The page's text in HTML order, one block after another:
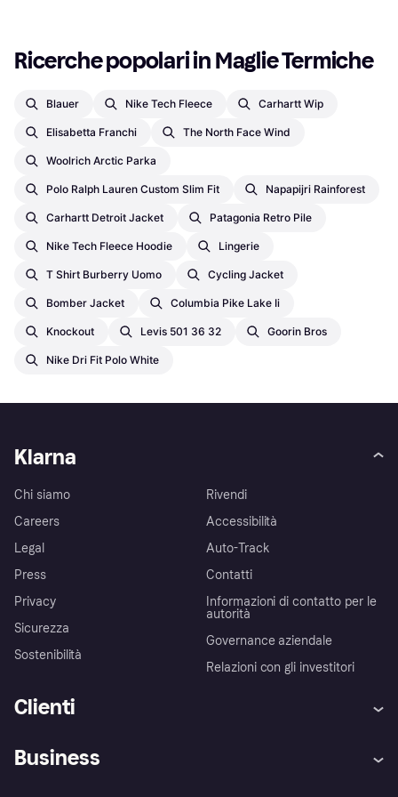
Ricerche popolari in Maglie Termiche
Blauer Nike Tech Fleece Carhartt Wip
Elisabetta Franchi The North Face Wind
Woolrich Arctic Parka
Polo Ralph Lauren Custom Slim Fit Napapijri Rainforest
Carhartt Detroit Jacket Patagonia Retro Pile
Nike Tech Fleece Hoodie Lingerie
T Shirt Burberry Uomo Cycling Jacket
Bomber Jacket Columbia Pike Lake Ii
Knockout Levis 501 36 32 Goorin Bros
Nike Dri Fit Polo White
Klarna
Chi siamo
Careers
Legal
Press
Privacy
Sicurezza
Sostenibilità
Rivendi
Accessibilità
Auto-Track
Contatti
Informazioni di contatto per le
autorità
Governance aziendale
Relazioni con gli investitori
Clienti
Assistenza
Business